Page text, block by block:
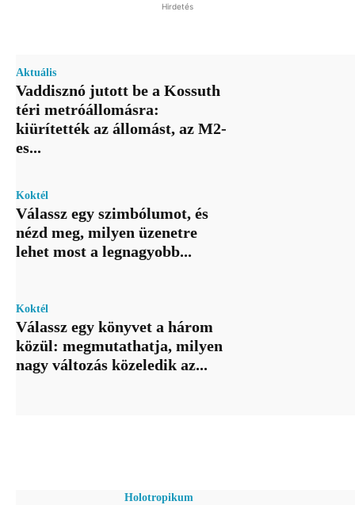
Hirdetés
Aktuális
Vaddisznó jutott be a Kossuth
téri metróállomásra:
kiürítették az állomást, az M2-
es...
Koktél
Válassz egy szimbólumot, és
nézd meg, milyen üzenetre
lehet most a legnagyobb...
Koktél
Válassz egy könyvet a három
közül: megmutathatja, milyen
nagy változás közeledik az...
Holotropikum